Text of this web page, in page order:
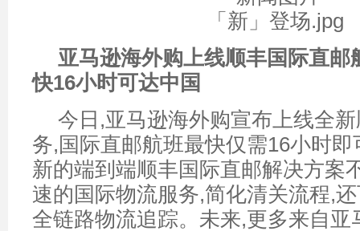
亚马逊海外购上线顺丰国际直邮
快16小时可达中国
今日,亚马逊海外购宣布上线全
务,国际直邮航班最快仅需16小时
新的端到端顺丰国际直邮解决方案
速的国际物流服务,简化清关流程,
全链路物流追踪。未来,更多来自亚